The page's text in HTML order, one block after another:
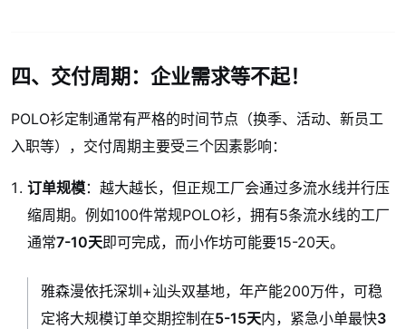
四、交付周期：企业需求等不起！
POLO衫定制通常有严格的时间节点（换季、活动、新员工
入职等），交付周期主要受三个因素影响：
订单规模：越大越长，但正规工厂会通过多流水线并行压
缩周期。例如100件常规POLO衫，拥有5条流水线的工厂
通常7-10天即可完成，而小作坊可能要15-20天。
雅森漫依托深圳+汕头双基地，年产能200万件，可稳
定将大规模订单交期控制在5-15天内，紧急小单最快3